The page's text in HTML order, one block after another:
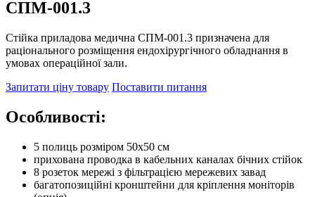
СПМ-001.3
Стійка приладова медична СПМ-001.3 призначена для
раціонального розміщення ендохірургічного обладнання в
умовах операційної зали.
Запитати ціну товару Поставити питання
Особливості:
5 полиць розміром 50х50 см
прихована проводка в кабельних каналах бічних стійок
8 розеток мережі з фільтрацією мережевих завад
багатопозиційні кронштейни для кріплення моніторів